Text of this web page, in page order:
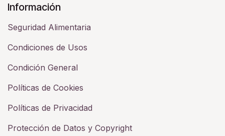
Información
Seguridad Alimentaria
Condiciones de Usos
Condición General
Políticas de Cookies
Políticas de Privacidad
Protección de Datos y Copyright